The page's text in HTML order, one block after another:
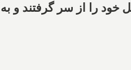
خود را از سر گرفتند